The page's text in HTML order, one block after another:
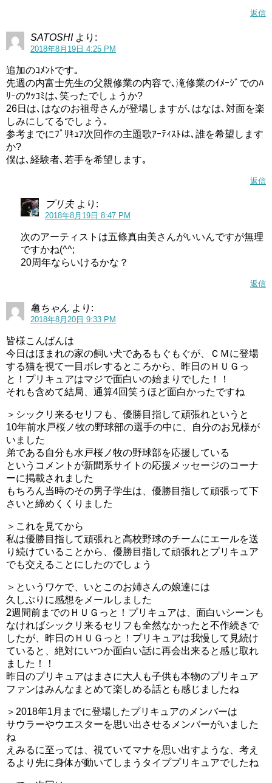
まず体力審査の特訓！頑張るもぐもぐですが、ちょっと平
まあ、モグモグは見た感じそこまで体力があるようには思
えないので中々厳しそうですね。
そして次に勇敢さ審査。ここでえみるちゃんに秘策がある
ようです。
その秘策とは…
返信
SATOSHI より:
2018年8月19日 4:25 PM
追加のｺﾒﾝﾄです｡
先週の内富士先生の父親修業の内容で､滝修業のｲﾒｰｼﾞでのﾊ
ﾘｰのﾂｯｺﾐは､笑ったでしょうか?
26日は､はなのお祖母さんが登場しますが､はなは､対面を楽
しみにしてるでしょう｡
参考までにﾌﾟﾘｷｭｱ次回作の主題歌ｱｰﾃｨｽﾄは､誰を希望します
か?
僕は､経験者､若手を希望します｡
返信
プリ夫 より:
2018年8月19日 8:47 PM
次のアーティストは五條真由美さんがいいんですが無理
ですかね(^^;
20周年ならいけるかな？
返信
亀ちゃん より:
2018年8月20日 9:33 PM
皆様こんばんは
今日はほまれの家の飼い犬であるもぐもぐが、ＣＭに登場
する猫を視て一目ボレするところから、昨日のＨＵＧっ
と！プリキュアはマジで面白いの始まりでした！！
それも含めて結局、通算4回笑うほど面白かったですね
＞シックリ来るセリフも、優勝目指して頑張れというと
10年前水戸桜ノ牧の野球部の選手の中に、自分のお兄様が
いました
弟である自分も水戸桜ノ牧の野球部を応援している
というコメントが新聞系サイトの応援メッセージのコーナ
ーに掲載されました
もちろん当時のその男子学生は、優勝目指して頑張って下
さいと締めくくりました
＞これを見てから
私は優勝目指して頑張れと高校野球のチームにエールを送
り続けていることから、優勝目指して頑張れとプリキュア
でも交えることにしたのでしょう
＞というワケで、いとこのお姉さんの娘達には
久しぶりに感想をメールしました
2週間前までのＨＵＧっと！プリキュアは、面白いシーンも
なければシックリ来るセリフも全然なかったと不作続きで
したが、昨日のＨＵＧっと！プリキュアは我慢して見続け
ていると、絶対にいつか面白い話に再会出来ると感じ取れ
ました！！
昨日のプリキュアはまさに大人も子供も本物のプリキュア
ファンはみんなまとめて楽しめる話とも感じましたね
＞2018年1月までに登場したプリキュアのメンバーは
サウラーやウエスターを思い出させるメンバーがいました
ね
えみるに至っては、視ていてマナを思い出すような、考え
るより先に身体が動いてしまうタイププリキュアでしたね